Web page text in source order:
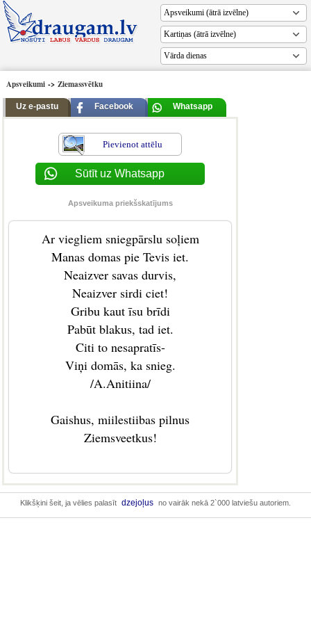
Vārda dienas
Apsveikumi -> Ziemassvētku
Uz e-pastu Facebook Whatsapp
Pievienot attēlu
Sūtīt uz Whatsapp
Apsveikuma priekšskatījums
Ar viegliem sniegpārslu soļiem
Manas domas pie Tevis iet.
Neaizver savas durvis,
Neaizver sirdi ciet!
Gribu kaut īsu brīdi
Pabūt blakus, tad iet.
Citi to nesapratīs-
Viņi domās, ka snieg.
/A.Anitiina/
Gaishus, miilestiibas pilnus
Ziemsveetkus!
Klikšķini šeit, ja vēlies palasīt dzejoļus no vairāk nekā 2`000 latviešu autoriem.